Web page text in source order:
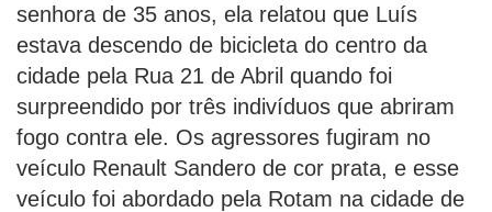
senhora de 35 anos, ela relatou que Luís
estava descendo de bicicleta do centro da
cidade pela Rua 21 de Abril quando foi
surpreendido por três indivíduos que abriram
fogo contra ele. Os agressores fugiram no
veículo Renault Sandero de cor prata, e esse
veículo foi abordado pela Rotam na cidade de